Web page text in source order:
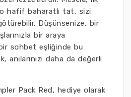
o hafif baharatlı tat, sizi
Düşünsenize, bir
bir araya
sohbet eşliğinde bu
anılarınızı daha da değerli
Pack Red, hediye olarak